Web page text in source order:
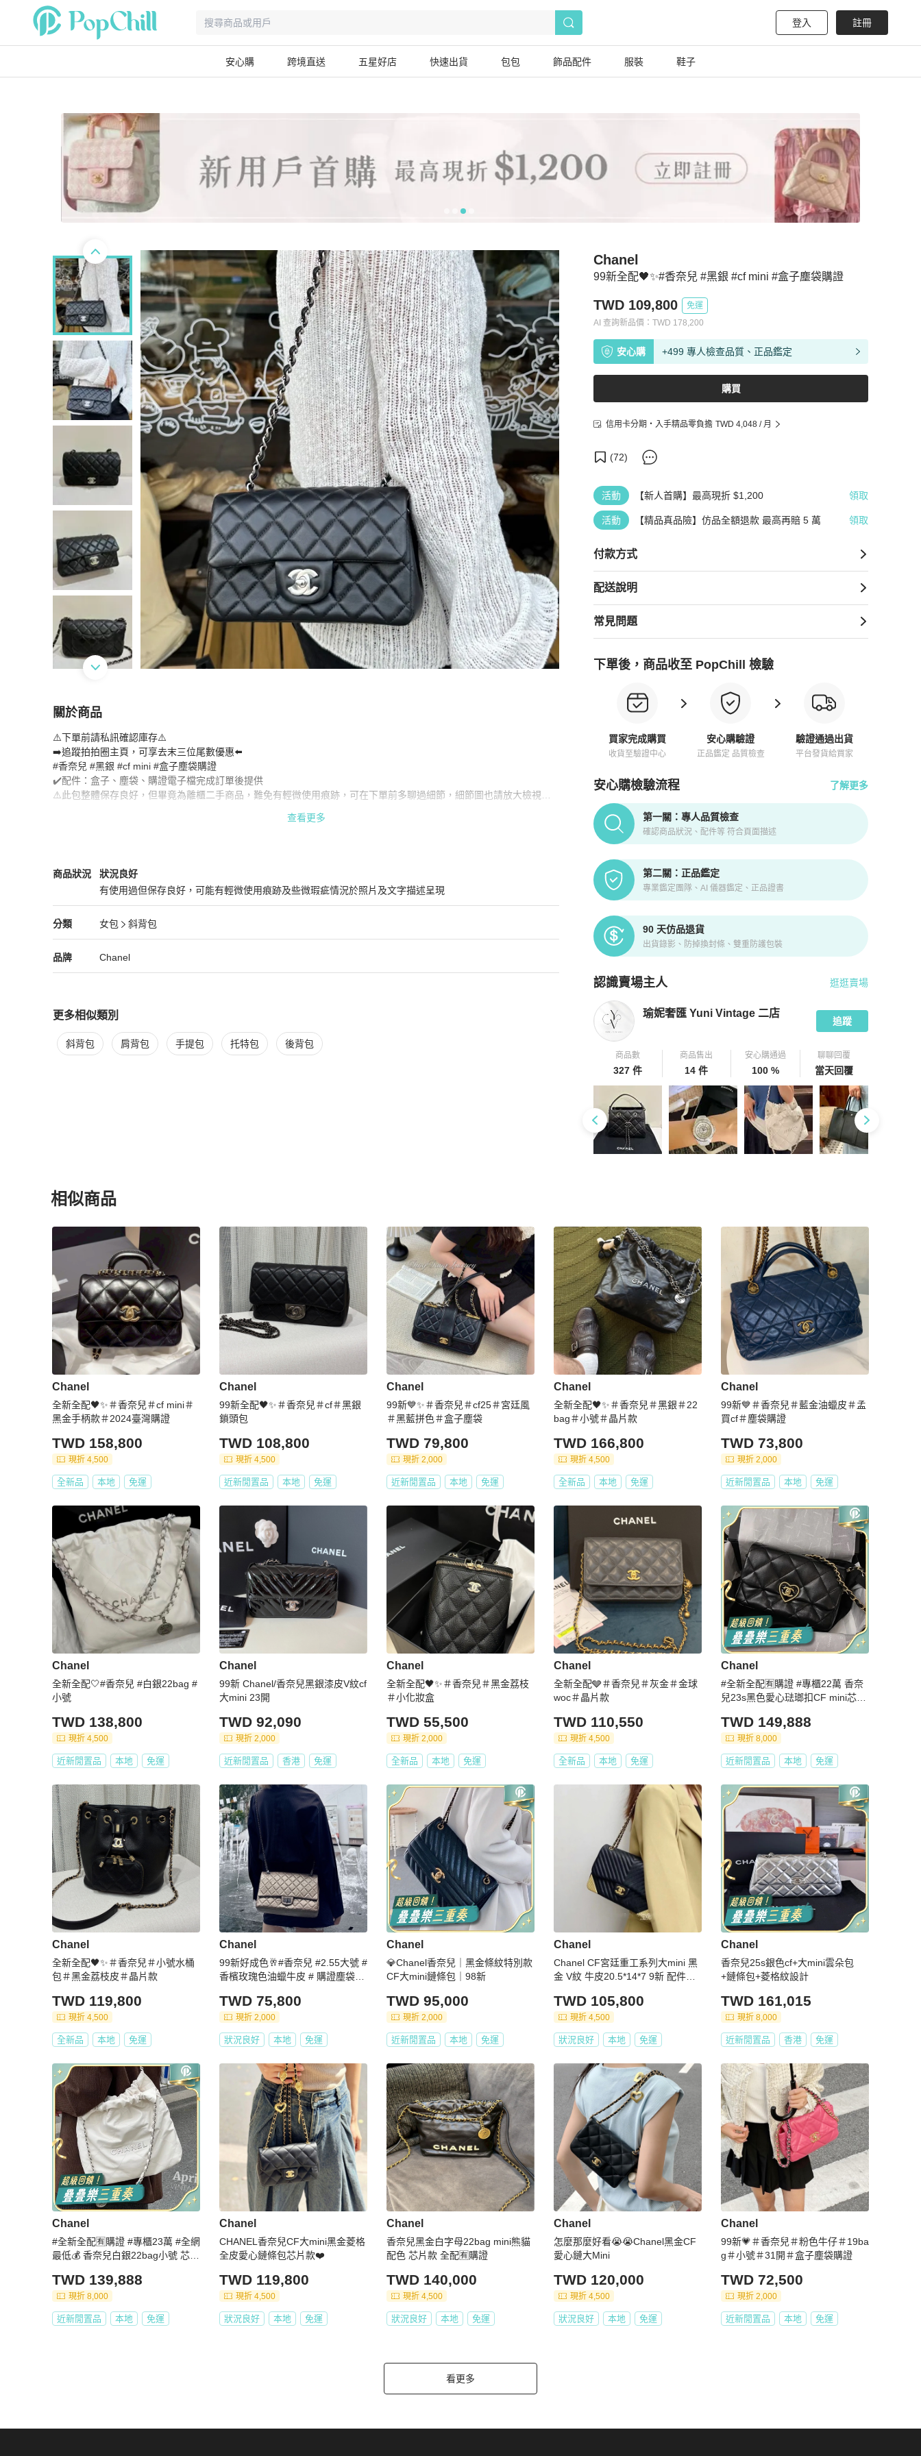
登入 註冊
安心購 跨境直送 五星好店 快速出貨 包包 飾品配件 服裝 鞋子
99新全配🖤✨#香奈兒 #黑銀 #cf mini #盒子塵袋購證
Chanel
TWD 109,800
免運
AI 查詢新品價： TWD 178,200
安心購 +499 專人檢查品質、正品鑑定
購買
信用卡分期・入手精品零負擔 TWD 4,048 / 月
(72)
活動 【新人首購】最高現折 $1,200 領取
活動 【精品真品險】仿品全額退款 最高再賠 5 萬 領取
付款方式
配送說明
常見問題
下單後，商品收至 PopChill 檢驗
買家完成購買
收貨至驗證中心
安心購驗證
正品鑑定 品質檢查
驗證通過出貨
平台發貨給買家
安心購檢驗流程 了解更多
PopChill拍拍圈正品驗證、安心購檢驗流程介紹
第一關：專人品質檢查
確認商品狀況、配件等 符合頁面描述
第二關：正品鑑定
專業鑑定團隊、AI 儀器鑑定、正品證書
90 天仿品退貨
出貨錄影、防掉換封條、雙重防護包裝
認識賣場主人
PopChill 拍拍圈嚴選賣家 瑜妮奢匯 Yuni Vintage 二店介紹
逛逛賣場
瑜妮奢匯 Yuni Vintage 二店
追蹤
商品數
327 件
商品售出
14 件
安心購通過
100 %
聊聊回覆
當天回覆
關於商品
關於99新全配🖤✨#香奈兒 #黑銀 #cf mini #盒子塵袋購證
⚠️下單前請私訊確認庫存⚠️
➡️追蹤拍拍圈主頁，可享去末三位尾數優惠⬅️
#香奈兒 #黑銀 #cf mini #盒子塵袋購證
✔️配件：盒子、塵袋、購證電子檔完成訂單後提供
⚠️此包整體保存良好，但畢竟為離櫃二手商品，難免有輕微使用痕跡，可在下單前多聊過細節，細節圖也請放大檢視，
3⃣️配件是用來收納的，請容許外盒包裝/塵袋有些微瑕
4⃣️請先確認好包況細節再下單，需要補拍請私訊
5⃣️商品非全新品，正常使用痕跡請勿高標
7⃣️議價後談好不買的直接封鎖，不要浪費彼此時間
查看更多
商品狀況
Chanel女包商品狀態與細節
狀況良好
有使用過但保存良好，可能有輕微使用痕跡及些微瑕疵情況於照片及文字描述呈現
狀況良好
分類
Chanel 女包分類資訊
女包
斜背包
女包/斜背包推薦
品牌
Chanel 精品女包品牌介紹
Chanel
Chanel 推薦清單
更多相似類別
更多Chanel 女包相似商品推薦
斜背包 肩背包 手提包 托特包 後背包
相似商品
更多相似Chanel女包推薦精品
Chanel
全新全配🖤✨＃香奈兒＃cf mini＃
黑金手柄款＃2024臺灣購證
TWD 158,800
現折 4,500
全新品 本地 免運
Chanel
99新全配🖤✨＃香奈兒＃cf＃黑銀
鎖頭包
TWD 108,800
現折 4,500
近新閒置品 本地 免運
Chanel
99新💙✨＃香奈兒＃cf25＃宮廷風
＃黑藍拼色＃盒子塵袋
TWD 79,800
現折 2,000
近新閒置品 本地 免運
Chanel
全新全配🖤✨＃香奈兒＃黑銀＃22
bag＃小號＃晶片款
TWD 166,800
現折 4,500
全新品 本地 免運
Chanel
99新💙＃香奈兒＃藍金油蠟皮＃孟
買cf＃塵袋購證
TWD 73,800
現折 2,000
近新閒置品 本地 免運
Chanel
全新全配🤍#香奈兒 #白銀22bag #
小號
TWD 138,800
現折 4,500
近新閒置品 本地 免運
Chanel
99新 Chanel/香奈兒黑銀漆皮V紋cf
大mini 23開
TWD 92,090
現折 2,000
近新閒置品 香港 免運
Chanel
全新全配🖤✨＃香奈兒＃黑金荔枝
＃小化妝盒
TWD 55,500
現折 2,000
全新品 本地 免運
Chanel
全新全配🩶＃香奈兒＃灰金＃金球
woc＃晶片款
TWD 110,550
現折 4,500
全新品 本地 免運
Chanel
#全新全配🈶購證 #專櫃22萬 香奈
兒23s黑色愛心琺瑯扣CF mini芯片
TWD 149,888
現折 8,000
近新閒置品 本地 免運
Chanel
全新全配🖤✨＃香奈兒＃小號水桶
包＃黑金荔枝皮＃晶片款
TWD 119,800
現折 4,500
全新品 本地 免運
Chanel
99新好成色🥂#香奈兒 #2.55大號 #
香檳玫瑰色油蠟牛皮 # 購證塵袋盒
TWD 75,800
現折 2,000
狀況良好 本地 免運
Chanel
💎Chanel香奈兒｜黑金條紋特別款
CF大mini鏈條包｜98新
TWD 95,000
現折 2,000
近新閒置品 本地 免運
Chanel
Chanel CF宮廷重工系列大mini 黑
金 V紋 牛皮20.5*14*7 9新 配件塵
TWD 105,800
現折 4,500
狀況良好 本地 免運
Chanel
香奈兒25s銀色cf+大mini雲朵包
+鏈條包+菱格紋設計
TWD 161,015
現折 8,000
近新閒置品 香港 免運
Chanel
#全新全配🈶購證 #專櫃23萬 #全網
最低💰 香奈兒白銀22bag小號 芯片
TWD 139,888
現折 8,000
近新閒置品 本地 免運
Chanel
CHANEL香奈兒CF大mini黑金菱格
全皮愛心鏈條包芯片款❤️
TWD 119,800
現折 4,500
狀況良好 本地 免運
Chanel
香奈兒黑金白字母22bag mini熊貓
配色 芯片款 全配🈶購證
TWD 140,000
現折 4,500
狀況良好 本地 免運
Chanel
怎麼那麼好看😭😭Chanel黑金CF
愛心鏈大Mini
TWD 120,000
現折 4,500
狀況良好 本地 免運
Chanel
99新💗＃香奈兒＃粉色牛仔＃19ba
g＃小號＃31開＃盒子塵袋購證
TWD 72,500
現折 2,000
近新閒置品 本地 免運
看更多